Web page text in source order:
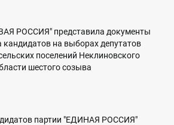
РОССИЯ" представила документы
кандидатов на выборах депутатов
поселений Неклиновского
шестого созыва
партии "ЕДИНАЯ РОССИЯ"